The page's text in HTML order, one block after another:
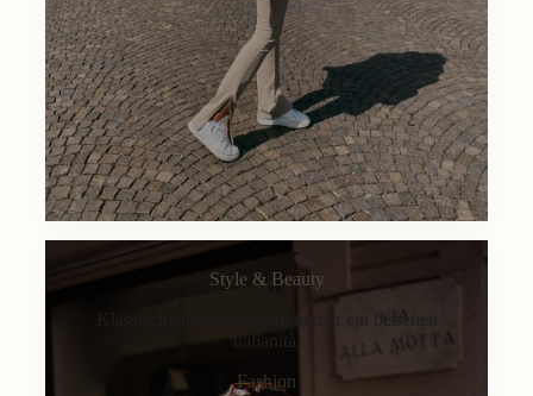
Style & Beauty
Klassisch, alltagstauglich, immer ein bisschen
Italianità.
Fashion